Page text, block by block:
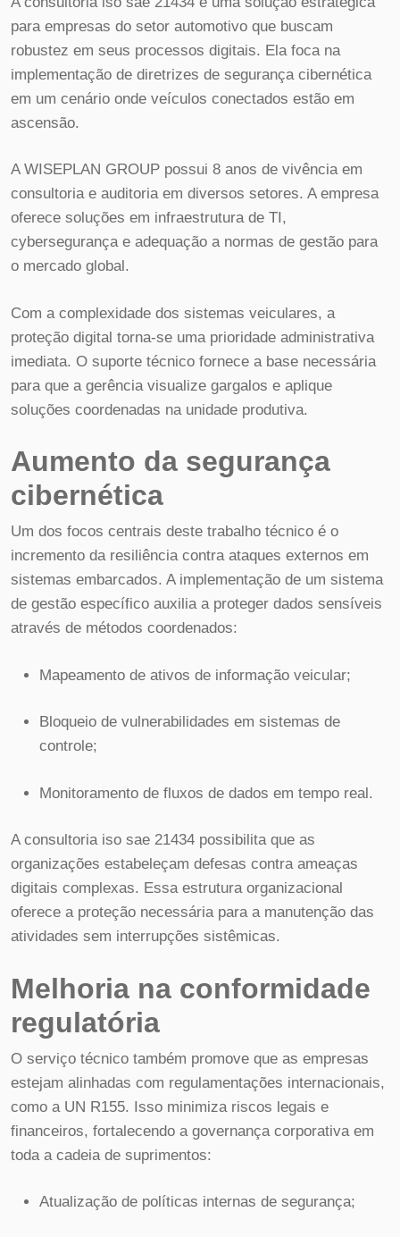
para empresas do setor automotivo que buscam
robustez em seus processos digitais. Ela foca na
implementação de diretrizes de segurança cibernética
em um cenário onde veículos conectados estão em
ascensão.
A WISEPLAN GROUP possui 8 anos de vivência em
consultoria e auditoria em diversos setores. A empresa
oferece soluções em infraestrutura de TI,
cybersegurança e adequação a normas de gestão para
o mercado global.
Com a complexidade dos sistemas veiculares, a
proteção digital torna-se uma prioridade administrativa
imediata. O suporte técnico fornece a base necessária
para que a gerência visualize gargalos e aplique
soluções coordenadas na unidade produtiva.
Aumento da segurança
cibernética
Um dos focos centrais deste trabalho técnico é o
incremento da resiliência contra ataques externos em
sistemas embarcados. A implementação de um sistema
de gestão específico auxilia a proteger dados sensíveis
através de métodos coordenados:
Mapeamento de ativos de informação veicular;
Bloqueio de vulnerabilidades em sistemas de
controle;
Monitoramento de fluxos de dados em tempo real.
A consultoria iso sae 21434 possibilita que as
organizações estabeleçam defesas contra ameaças
digitais complexas. Essa estrutura organizacional
oferece a proteção necessária para a manutenção das
atividades sem interrupções sistêmicas.
Melhoria na conformidade
regulatória
O serviço técnico também promove que as empresas
estejam alinhadas com regulamentações internacionais,
como a UN R155. Isso minimiza riscos legais e
financeiros, fortalecendo a governança corporativa em
toda a cadeia de suprimentos:
Atualização de políticas internas de segurança;